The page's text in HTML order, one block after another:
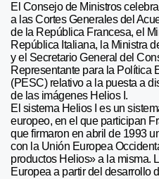
El Consejo de Ministros
a las Cortes Generales del
de la República Francesa, el
República Italiana, la Ministra
y el Secretario General del
Representante para la Política
(PESC) relativo a la puesta a
de las imágenes Helios I.
El sistema Helios I es un
europeo, en el que participan
que firmaron en abril de 1993
con la Unión Europea
productos Helios» a la misma.
Europea a partir del desarrollo